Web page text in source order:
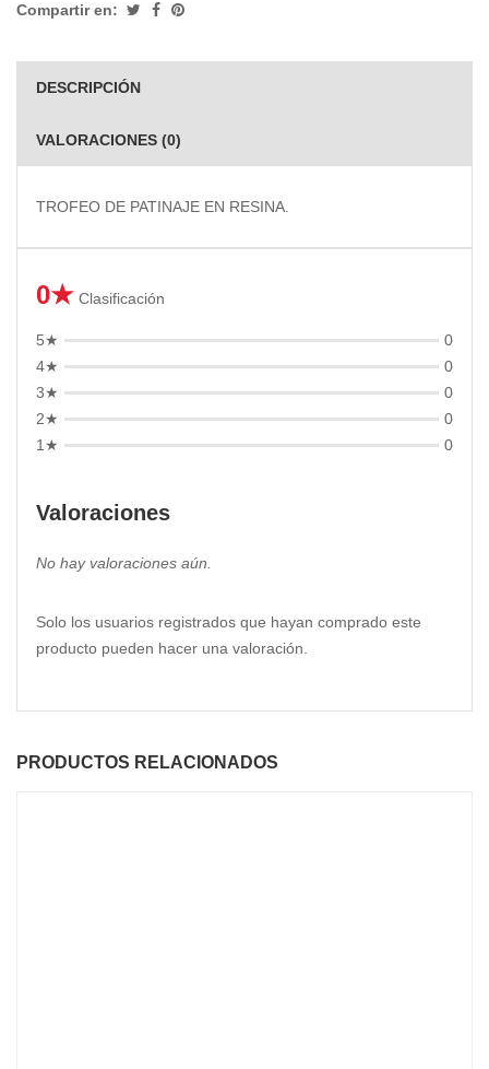
Compartir en:
DESCRIPCIÓN
VALORACIONES (0)
TROFEO DE PATINAJE EN RESINA.
0★ Clasificación
5★
0
4★
0
3★
0
2★
0
1★
0
Valoraciones
No hay valoraciones aún.
Solo los usuarios registrados que hayan comprado este
producto pueden hacer una valoración.
PRODUCTOS RELACIONADOS